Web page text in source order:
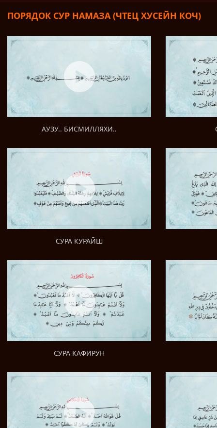
ПОРЯДОК СУР НАМАЗА (ЧТЕЦ ХУСЕЙН КОЧ)
АУЗУ.. БИСМИЛЛЯХИ..
СУРА КУРАЙШ
СУРА КАФИРУН